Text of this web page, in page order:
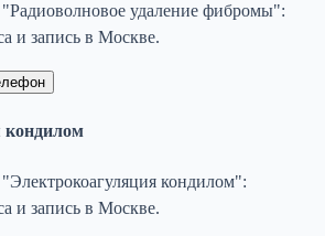
удаление фибромы":
и запись в Москве.
кондилом
кондилом":
и запись в Москве.